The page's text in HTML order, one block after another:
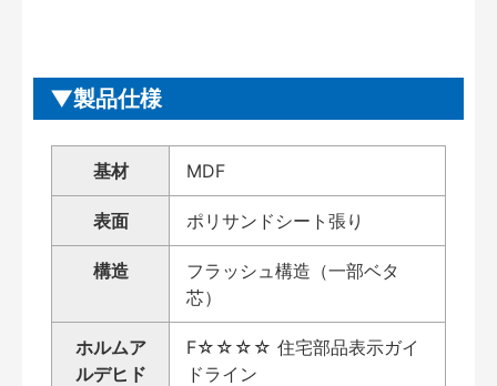
製品仕様
基材 MDF
表面 ポリサンドシート張り
構造
フラッシュ構造（一部ベタ
芯）
ホルムア
ルデヒド
F☆☆☆☆ 住宅部品表示ガイ
ドライン